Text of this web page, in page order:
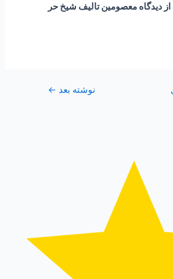
دیدگاه معصومین تالیف شیخ حر
نوشته بعد ←